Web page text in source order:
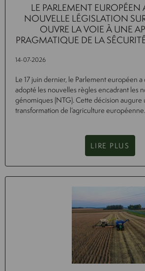
LE PARLEMENT EUROPÉEN
NOUVELLE LÉGISLATION
OUVRE LA VOIE À UNE
PRAGMATIQUE DE LA
14-07-2026
Le 17 juin dernier, le Parlement européen
adopté les nouvelles règles encadrant les
génomiques (NTG). Cette décision
transformation de l’agriculture européenne.
LIRE PLUS